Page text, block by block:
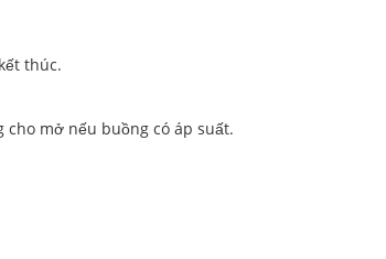
thúc.
cho mở nếu buồng có áp suất.